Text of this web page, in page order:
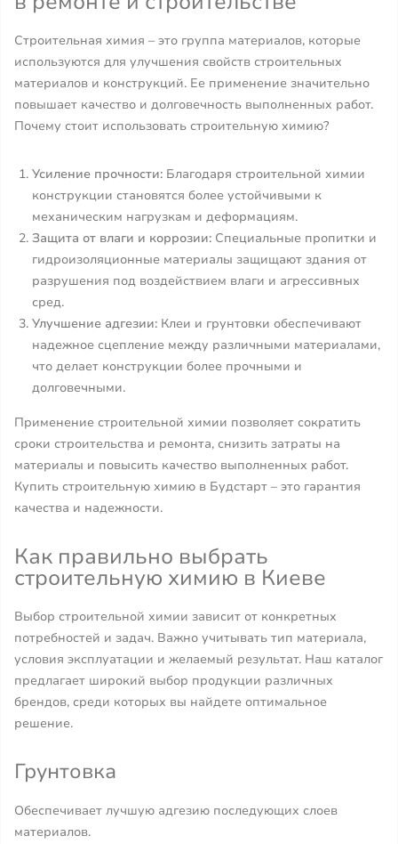
Строительная химия – это группа материалов, которые
используются для улучшения свойств строительных
материалов и конструкций. Ее применение значительно
повышает качество и долговечность выполненных работ.
Почему стоит использовать строительную химию?
Усиление прочности: Благодаря строительной химии
конструкции становятся более устойчивыми к
механическим нагрузкам и деформациям.
Защита от влаги и коррозии: Специальные пропитки и
гидроизоляционные материалы защищают здания от
разрушения под воздействием влаги и агрессивных
сред.
Улучшение адгезии: Клеи и грунтовки обеспечивают
надежное сцепление между различными материалами,
что делает конструкции более прочными и
долговечными.
Применение строительной химии позволяет сократить
сроки строительства и ремонта, снизить затраты на
материалы и повысить качество выполненных работ.
Купить строительную химию в Будстарт – это гарантия
качества и надежности.
Как правильно выбрать
строительную химию в Киеве
Выбор строительной химии зависит от конкретных
потребностей и задач. Важно учитывать тип материала,
условия эксплуатации и желаемый результат. Наш каталог
предлагает широкий выбор продукции различных
брендов, среди которых вы найдете оптимальное
решение.
Грунтовка
Обеспечивает лучшую адгезию последующих слоев
материалов.